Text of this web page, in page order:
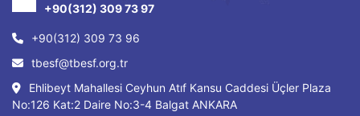
+90(312) 309 73 97
+90(312) 309 73 96
tbesf@tbesf.org.tr
Ehlibeyt Mahallesi Ceyhun Atıf Kansu Caddesi Üçler Plaza
No:126 Kat:2 Daire No:3-4 Balgat ANKARA